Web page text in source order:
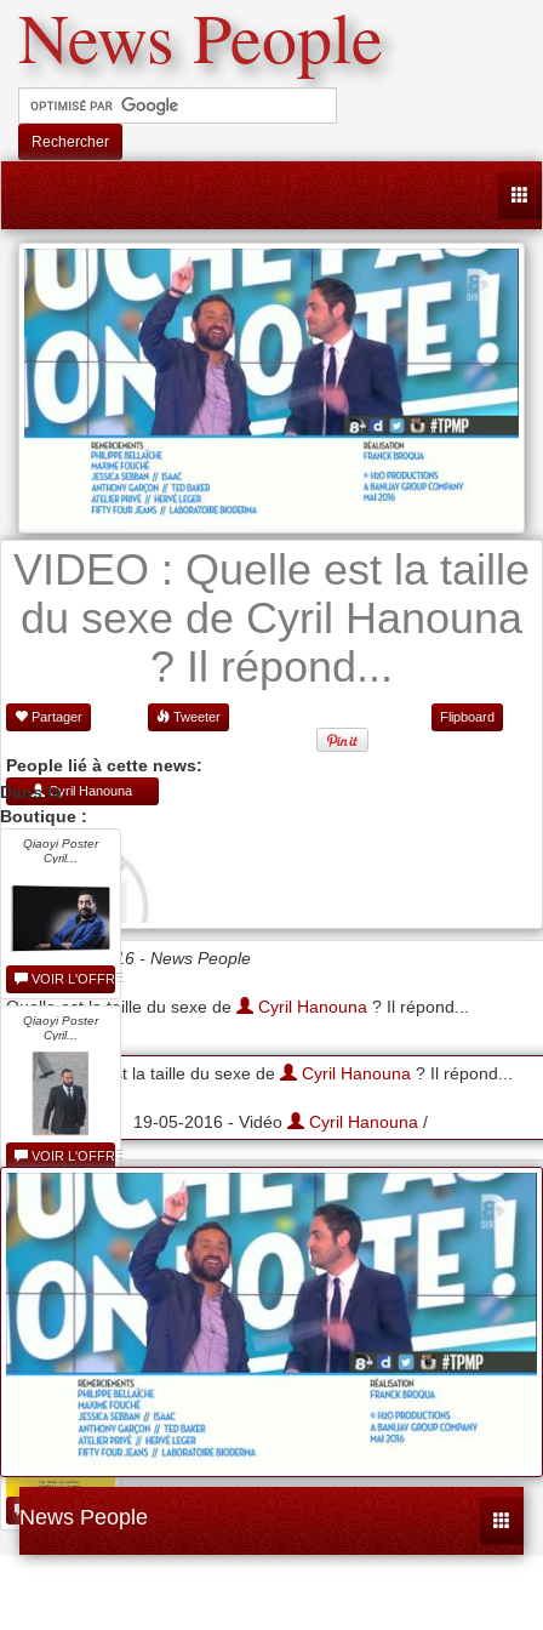
News People
Rechercher
VIDEO : Quelle est la taille
du sexe de Cyril Hanouna
? Il répond...
Partager Tweeter Flipboard
People lié à cette news:
Cyril Hanouna
Date 19/05/2016 - News People
Quelle est la taille du sexe de Cyril Hanouna ? Il répond...
Quelle est la taille du sexe de Cyril Hanouna ? Il répond...
19-05-2016 - Vidéo Cyril Hanouna /
Dans la
Boutique :
Qiaoyi Poster
Cyril...
VOIR L'OFFRE
Qiaoyi Poster
Cyril...
VOIR L'OFFRE
Bab'apéro
VOIR L'OFFRE
...
VOIR L'OFFRE
News People